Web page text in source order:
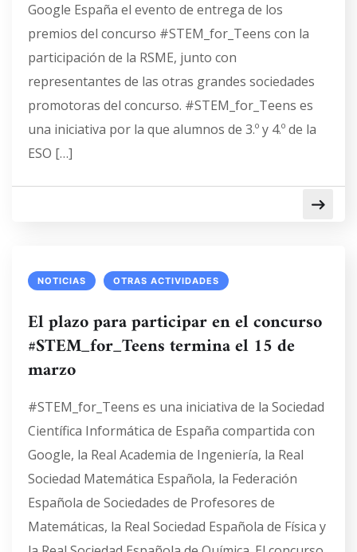
Google España el evento de entrega de los
premios del concurso #STEM_for_Teens con la
participación de la RSME, junto con
representantes de las otras grandes sociedades
promotoras del concurso. #STEM_for_Teens es
una iniciativa por la que alumnos de 3.º y 4.º de la
ESO […]
NOTICIAS OTRAS ACTIVIDADES
El plazo para participar en el concurso
#STEM_for_Teens termina el 15 de
marzo
#STEM_for_Teens es una iniciativa de la Sociedad
Científica Informática de España compartida con
Google, la Real Academia de Ingeniería, la Real
Sociedad Matemática Española, la Federación
Española de Sociedades de Profesores de
Matemáticas, la Real Sociedad Española de Física y